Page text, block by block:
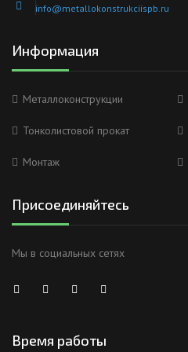
info@metallokonstrukciispb.ru
Информация
Металлоконструкции
Тонколистовой прокат
Монтаж
Присоединяйтесь
Мы в социальных сетях
Время работы